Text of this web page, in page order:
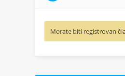
Morate biti registrovan